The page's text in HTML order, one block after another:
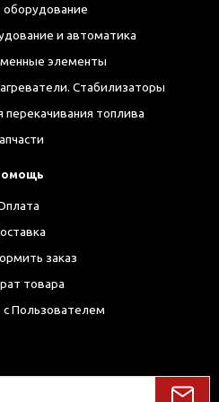
оборудование
и автоматика
элементы
Стабилизаторы
топлива
заказ
товара
Пользователем